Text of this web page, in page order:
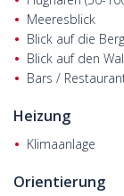
Meeresblick
Blick auf die
Blick auf den
Bars /
Heizung
Klimaanlage
Orientierung